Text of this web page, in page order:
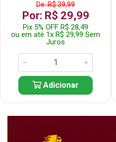
De: R$ 39,99
Por: R$ 29,99
Pix 5% OFF R$ 28,49
ou em até 1x R$ 29,99 Sem
Juros
Adicionar